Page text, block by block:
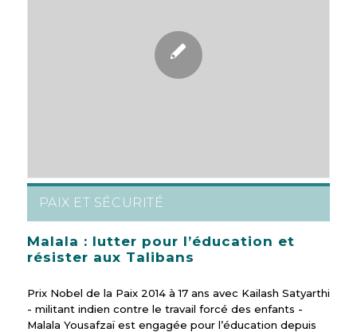
PAIX ET SÉCURITÉ
Malala : lutter pour l’éducation et
résister aux Talibans
Prix Nobel de la Paix 2014 à 17 ans avec Kailash Satyarthi
- militant indien contre le travail forcé des enfants -
Malala Yousafzaï est engagée pour l’éducation depuis